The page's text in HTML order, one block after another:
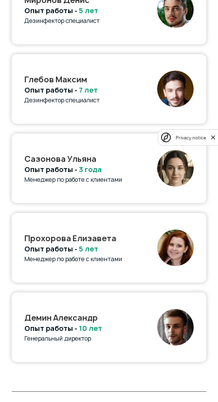
Опыт работы - 5 лет
Дезинфектор специалист
Глебов Максим
Опыт работы - 7 лет
Дезинфектор специалист
Сазонова Ульяна
Опыт работы - 3 года
Менеджер по работе с клиентами
Прохорова Елизавета
Опыт работы - 5 лет
Менеджер по работе с клиентами
Демин Александр
Опыт работы - 10 лет
Генеральный директор
Privacy notice